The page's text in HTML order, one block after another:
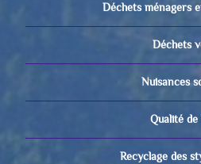
Déchets ménagers
Déchets
Nuisances
Qualité de
Recyclage des